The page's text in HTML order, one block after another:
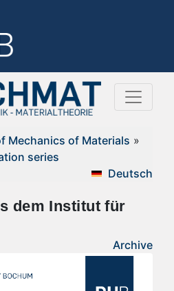
Mechanics of Materials »
series
Deutsch
dem Institut für
Archive